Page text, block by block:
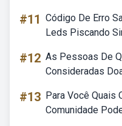
#11 Código De Erro
Leds Piscando
#12 As Pessoas De
Consideradas
#13 Para Você Quais
Comunidade